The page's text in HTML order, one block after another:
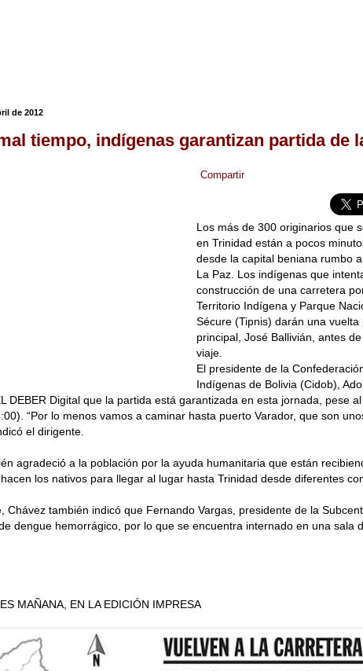
de 2012
tiempo, indígenas garantizan partida de
Compartir
Los más de 300 originarios que
en Trinidad están a pocos
desde la capital beniana rumbo
La Paz. Los indígenas que
construcción de una carretera
Territorio Indígena y Parque
Sécure (Tipnis) darán una vuelta
principal, José Ballivián, antes
viaje.
El presidente de la
Indígenas de Bolivia (Cidob),
DEBER Digital que la partida está garantizada en esta jornada, pese
“Por lo menos vamos a caminar hasta puerto Varador, que son
el dirigente.
agradeció a la población por la ayuda humanitaria que están
los nativos para llegar al lugar hasta Trinidad desde diferentes
Chávez también indicó que Fernando Vargas, presidente de la
dengue hemorrágico, por lo que se encuentra internado en una sala
MAÑANA, EN LA EDICIÓN IMPRESA